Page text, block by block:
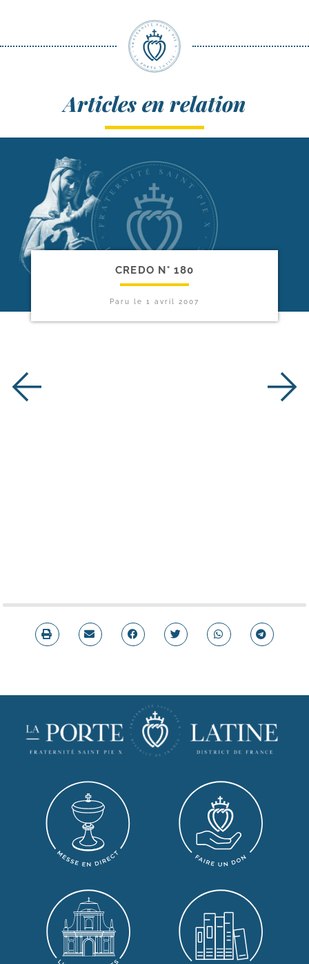
Articles en relation
CREDO N° 180
Paru le 1 avril 2007